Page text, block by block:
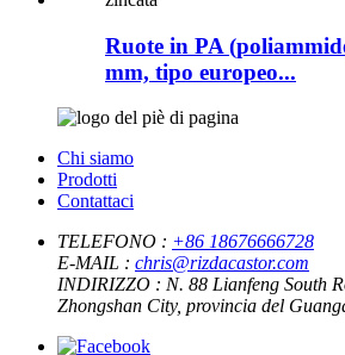
Ruote in PA
mm, tipo europeo...
Chi siamo
Prodotti
Contattaci
TELEFONO : +86 18676666728
E-MAIL : chris@rizdacastor.com
INDIRIZZO : N. 88 Lianfeng South
Zhongshan City, provincia del